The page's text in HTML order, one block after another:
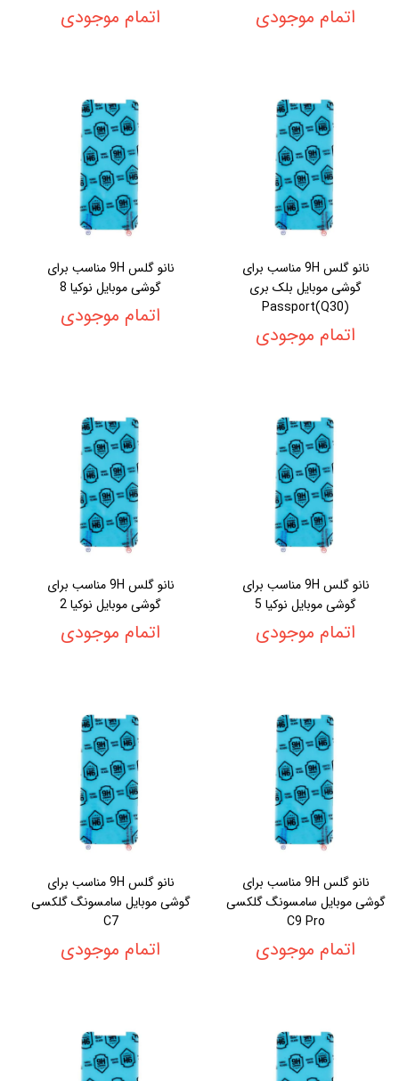
اتمام موجودی اتمام موجودی
نانو گلس 9H مناسب برای
گوشی موبایل بلک بری
Passport(Q30)
اتمام موجودی
نانو گلس 9H مناسب برای
گوشی موبایل نوکیا 8
اتمام موجودی
نانو گلس 9H مناسب برای
گوشی موبایل نوکیا 5
اتمام موجودی
نانو گلس 9H مناسب برای
گوشی موبایل نوکیا 2
اتمام موجودی
نانو گلس 9H مناسب برای
گوشی موبایل سامسونگ گلکسی
C9 Pro
اتمام موجودی
نانو گلس 9H مناسب برای
گوشی موبایل سامسونگ گلکسی
C7
اتمام موجودی